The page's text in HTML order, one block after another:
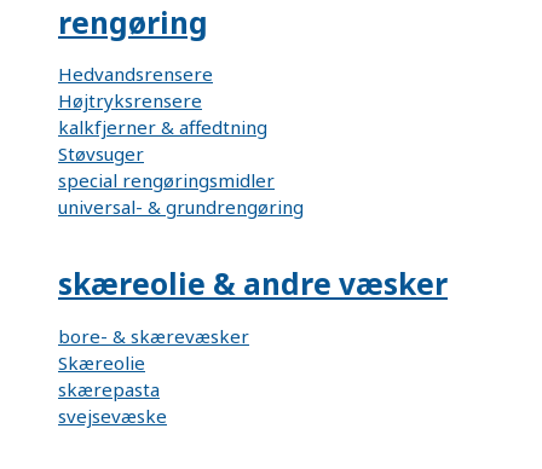
rengøring
Hedvandsrensere
Højtryksrensere
kalkfjerner & affedtning
Støvsuger
special rengøringsmidler
universal- & grundrengøring
skæreolie & andre væsker
bore- & skærevæsker
Skæreolie
skærepasta
svejsevæske